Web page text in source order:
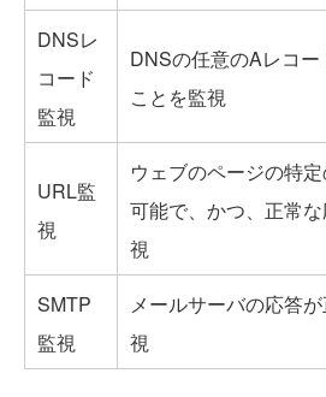
DNSレ
コード
監視
DNSの任意のAレコ
ことを監視
URL監
視
ウェブのページの特
可能で、かつ、正常
視
SMTP
監視
メールサーバの応答
視